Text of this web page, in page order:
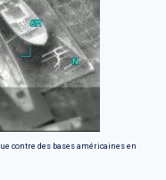
contre des bases américaines en